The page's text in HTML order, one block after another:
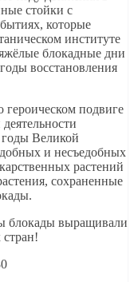
стойки с
которые
институте
блокадные дни
восстановления
героическом подвиге
годы Великой
и несъедобных
растений
сохраненные
блокады выращивали
стран!